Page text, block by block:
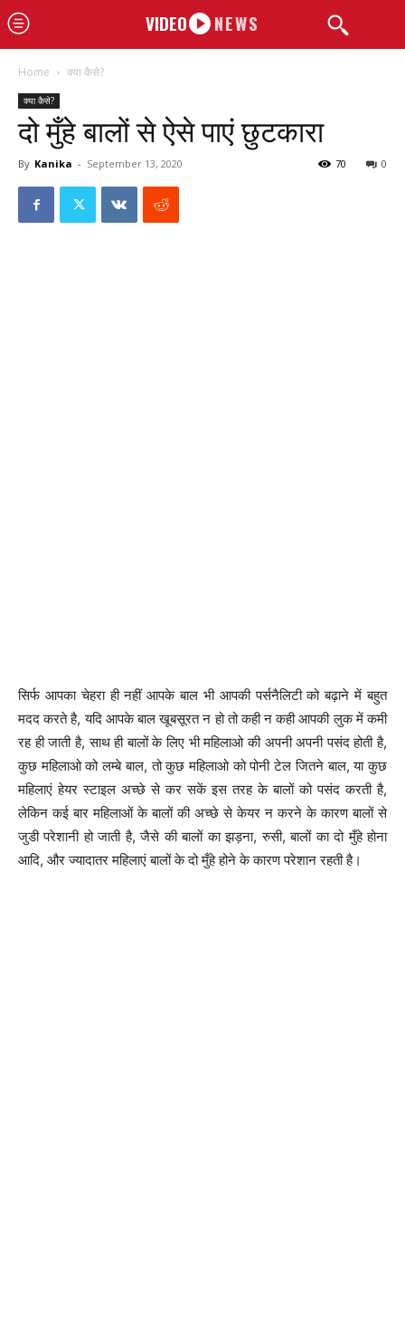
VIDEO NEWS
Home क्या कैसे?
क्या कैसे?
दो मुँहे बालों से ऐसे पाएं छुटकारा
By Kanika - September 13, 2020 0
70
सिर्फ आपका चेहरा ही नहीं आपके बाल भी आपकी पर्सनैलिटी को बढ़ाने में बहुत
मदद करते है, यदि आपके बाल खूबसूरत न हो तो कही न कही आपकी लुक में कमी
रह ही जाती है, साथ ही बालों के लिए भी महिलाओ की अपनी अपनी पसंद होती है,
कुछ महिलाओ को लम्बे बाल, तो कुछ महिलाओ को पोनी टेल जितने बाल, या कुछ
महिलाएं हेयर स्टाइल अच्छे से कर सकें इस तरह के बालों को पसंद करती है,
लेकिन कई बार महिलाओं के बालों की अच्छे से केयर न करने के कारण बालों से
जुडी परेशानी हो जाती है, जैसे की बालों का झड़ना, रुसी, बालों का दो मुँहे होना
आदि, और ज्यादातर महिलाएं बालों के दो मुँहे होने के कारण परेशान रहती है।